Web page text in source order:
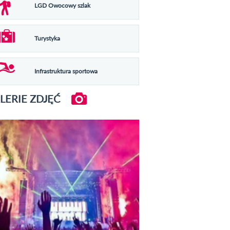
LGD Owocowy szlak
Turystyka
Infrastruktura sportowa
ZDJĘĆ